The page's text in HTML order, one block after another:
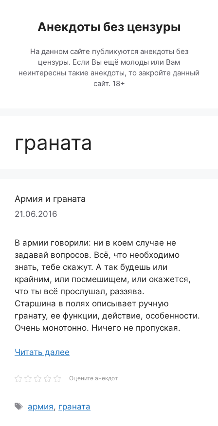
содержимомуАнекдоты без цензуры
На данном сайте публикуются анекдоты без
цензуры. Если Вы ещё молоды или Вам
неинтересны такие анекдоты, то закройте данный
сайт. 18+
граната
Армия и граната
21.06.2016
В армии говорили: ни в коем случае не
задавай вопросов. Всё, что необходимо
знать, тебе скажут. А так будешь или
крайним, или посмешищем, или окажется,
что ты всё прослушал, раззява.
Старшина в полях описывает ручную
гранату, ее функции, действие, особенности.
Очень монотонно. Ничего не пропуская.
Читать далее
Оцените анекдот
Метки
армия, граната